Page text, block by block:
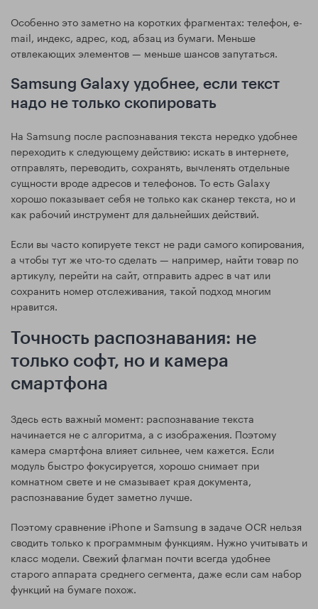
Особенно это заметно на коротких фрагментах: телефон, e-
mail, индекс, адрес, код, абзац из бумаги. Меньше
отвлекающих элементов — меньше шансов запутаться.
Samsung Galaxy удобнее, если текст
надо не только скопировать
На Samsung после распознавания текста нередко удобнее
переходить к следующему действию: искать в интернете,
отправлять, переводить, сохранять, вычленять отдельные
сущности вроде адресов и телефонов. То есть Galaxy
хорошо показывает себя не только как сканер текста, но и
как рабочий инструмент для дальнейших действий.
Если вы часто копируете текст не ради самого копирования,
а чтобы тут же что-то сделать — например, найти товар по
артикулу, перейти на сайт, отправить адрес в чат или
сохранить номер отслеживания, такой подход многим
нравится.
Точность распознавания: не
только софт, но и камера
смартфона
Здесь есть важный момент: распознавание текста
начинается не с алгоритма, а с изображения. Поэтому
камера смартфона влияет сильнее, чем кажется. Если
модуль быстро фокусируется, хорошо снимает при
комнатном свете и не смазывает края документа,
распознавание будет заметно лучше.
Поэтому сравнение iPhone и Samsung в задаче OCR нельзя
сводить только к программным функциям. Нужно учитывать и
класс модели. Свежий флагман почти всегда удобнее
старого аппарата среднего сегмента, даже если сам набор
функций на бумаге похож.